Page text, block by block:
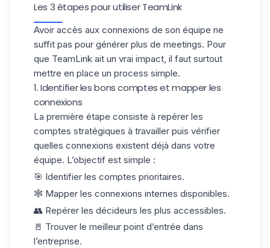
Les 3 étapes pour utiliser TeamLink
Avoir accès aux connexions de son équipe ne
suffit pas pour générer plus de meetings. Pour
que TeamLink ait un vrai impact, il faut surtout
mettre en place un process simple.
1. Identifier les bons comptes et mapper les
connexions
La première étape consiste à repérer les
comptes stratégiques à travailler puis vérifier
quelles connexions existent déjà dans votre
équipe. L’objectif est simple :
🎯 Identifier les comptes prioritaires.
🕸️ Mapper les connexions internes disponibles.
👥 Repérer les décideurs les plus accessibles.
🚪 Trouver le meilleur point d’entrée dans
l’entreprise.